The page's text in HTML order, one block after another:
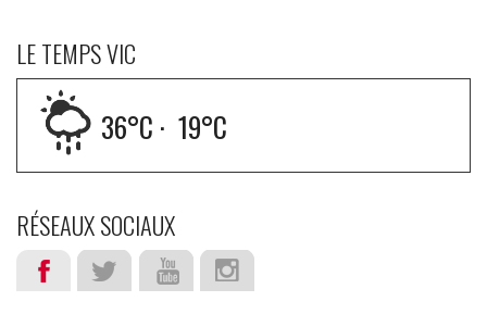
LE TEMPS VIC
36°C · 19°C
RÉSEAUX SOCIAUX